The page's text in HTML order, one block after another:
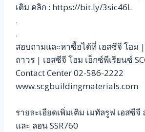
เติม คลิก : https://bit.ly/3sic46L
.
.
สอบถามและหาซื้อได้ที่ เอสซีจี โฮม
ถาวร | เอสซีจี โฮม เอ็กซ์พีเรียนซ์
Contact Center 02-586-2222
www.scgbuildingmaterials.com
รายละเอียดเพิ่มเติม เมทัลรูฟ เอสซีจี
และ ลอน SSR760